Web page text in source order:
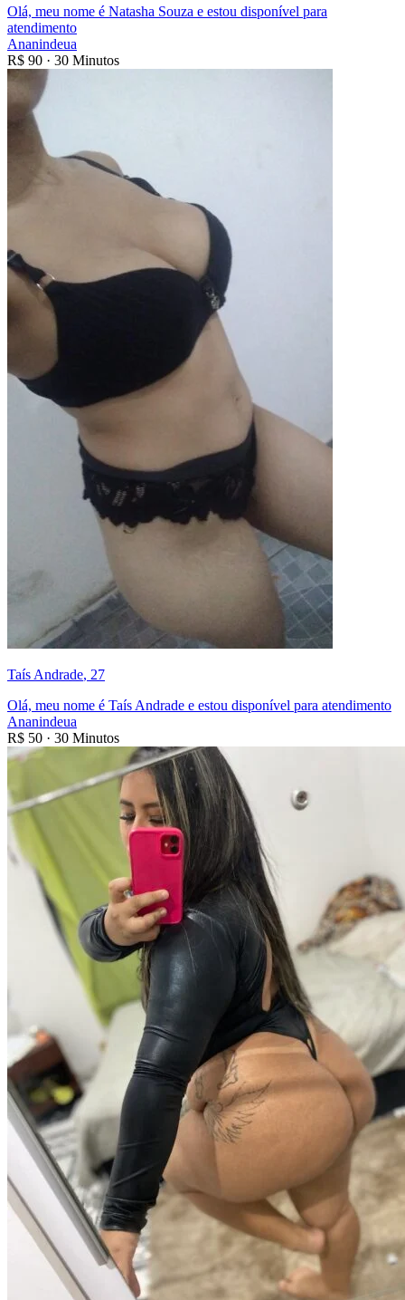
Olá, meu nome é Natasha Souza e estou disponível para
atendimento
Ananindeua
R$ 90 · 30 Minutos
Taís Andrade, 27
Olá, meu nome é Taís Andrade e estou disponível para atendimento
Ananindeua
R$ 50 · 30 Minutos